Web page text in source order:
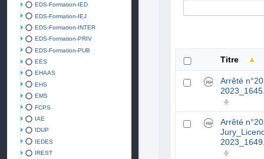
EDS-Formation-IED
EDS-Formation-IEJ
EDS-Formation-INTER
EDS-Formation-PRIV
EDS-Formation-PUB
EES
EHAAS
EHS
EMS
FCPS
IAE
IDUP
IEDES
IREST
Titre
Arrêté
Arrêté